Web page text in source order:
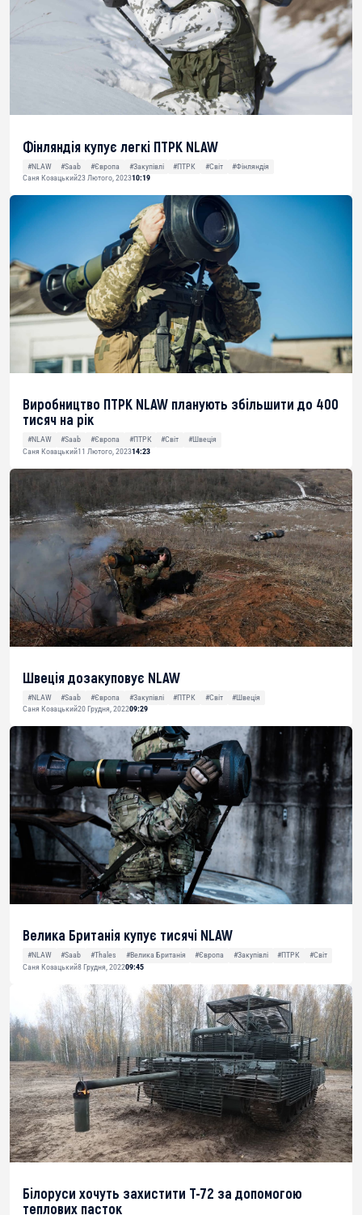
Фінляндія купує легкі ПТРК NLAW
#NLAW #Saab #Європа #Закупівлі #ПТРК #Світ
#Фінляндія
Саня Козацький23 Лютого, 202310:19
Виробництво ПТРК NLAW планують збільшити до 400
тисяч на рік
#NLAW #Saab #Європа #ПТРК #Світ
#Швеція
Саня Козацький11 Лютого, 202314:23
Швеція дозакуповує NLAW
#NLAW #Saab #Європа #Закупівлі #ПТРК #Світ
#Швеція
Саня Козацький20 Грудня, 202209:29
Велика Британія купує тисячі NLAW
#NLAW #Saab #Thales #Велика Британія #Європа #Закупівлі #ПТРК
#Світ
Саня Козацький8 Грудня, 202209:45
Білоруси хочуть захистити Т-72 за допомогою
теплових пасток